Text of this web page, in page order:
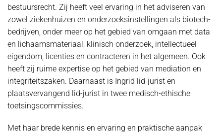
bestuursrecht. Zij heeft veel ervaring in het adviseren van
zowel ziekenhuizen en onderzoeksinstellingen als biotech-
bedrijven, onder meer op het gebied van omgaan met data
en lichaamsmateriaal, klinisch onderzoek, intellectueel
eigendom, licenties en contracteren in het algemeen. Ook
heeft zij ruime expertise op het gebied van mediation en
integriteitszaken. Daarnaast is Ingrid lid-jurist en
plaatsvervangend lid-jurist in twee medisch-ethische
toetsingscommissies.
Met haar brede kennis en ervaring en praktische aanpak